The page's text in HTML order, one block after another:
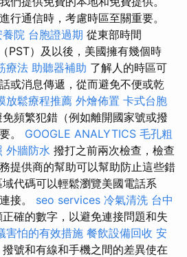
行通信時，考慮時區至關重要。
養院 台胞證過期 從東部時間
PST）及以後，美國擁有幾個時
療法 助聽器補助 了解人的時區可
或消息傳遞，從而避免不便或乾
放鬆療程推薦 外燴佈置 卡式台胞
頻繁犯錯（例如離開國家號或撥
。 GOOGLE ANALYTICS 毛孔粗
外牆防水 撥打之前兩次檢查，檢查
提供商的幫助可以幫助防止這些錯
代碼可以輕鬆瀏覽美國電話系
接。 seo services 冷氣清洗 台中
確的數字，以避免連接問題和失
害怕的有效措施 餐飲設備回收 安
號和有線和手機之間的差異使在